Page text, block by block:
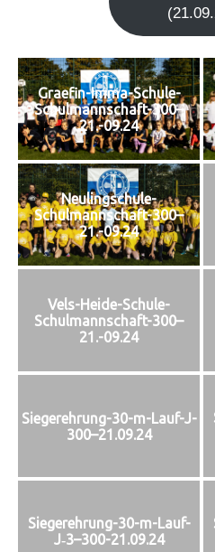
Graefin-Imma-Schule-
Schulmannschaft-300–
21.-09.24
Neulingschule-
Schulmannschaft-300–
21.-09.24
Vels-Heide-Schule-
Schulmannschaft-300–
21.-09.24
Siegerehrung-30-m-Lauf-J-
300–21.09.24
Siegerehrung-30-m-Lauf-
J‑3–300-21.09.24